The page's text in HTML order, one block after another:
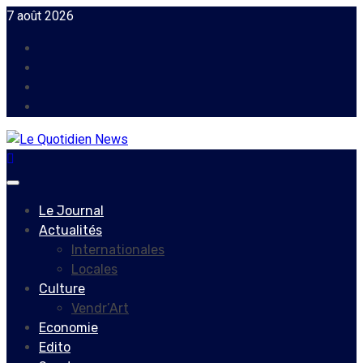
Skip
content
7 août 2026
Primary
Le Journal
Actualités
Internationales
Locales
Culture
Vendr’Art
Economie
Edito